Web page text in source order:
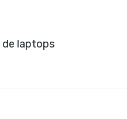
de laptops